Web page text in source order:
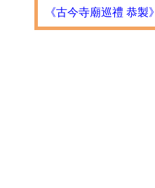
《古今寺廟巡禮 恭製》